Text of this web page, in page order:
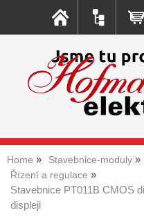
Home Stavebnice-moduly
Řízení a regulace
Stavebnice PT011B CMOS
displeji